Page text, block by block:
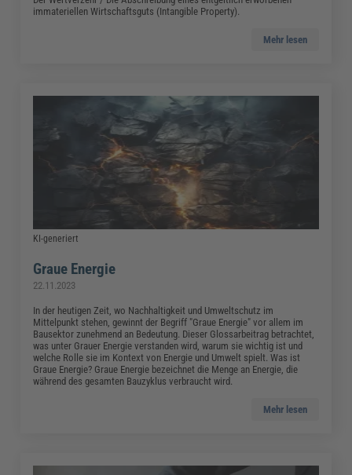
immateriellen Wirtschaftsguts (Intangible Property).
Mehr lesen
KI-generiert
Graue Energie
22.11.2023
In der heutigen Zeit, wo Nachhaltigkeit und Umweltschutz im
Mittelpunkt stehen, gewinnt der Begriff "Graue Energie" vor allem im
Bausektor zunehmend an Bedeutung. Dieser Glossarbeitrag betrachtet,
was unter Grauer Energie verstanden wird, warum sie wichtig ist und
welche Rolle sie im Kontext von Energie und Umwelt spielt. Was ist
Graue Energie? Graue Energie bezeichnet die Menge an Energie, die
während des gesamten Bauzyklus verbraucht wird.
Mehr lesen